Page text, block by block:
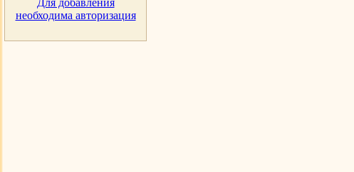
Для добавления
необходима авторизация